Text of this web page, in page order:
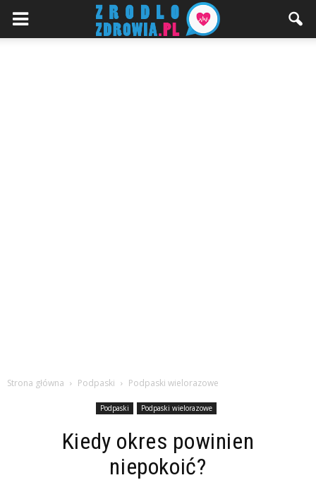
Strona główna Podpaski Podpaski wielorazowe
Podpaski Podpaski wielorazowe
Kiedy okres powinien
niepokoić?